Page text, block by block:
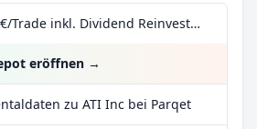
ATI Inc für 0,99€/Trade inkl. Dividend Reinvestment Plan
eröffnen →
zu ATI Inc bei Parqet